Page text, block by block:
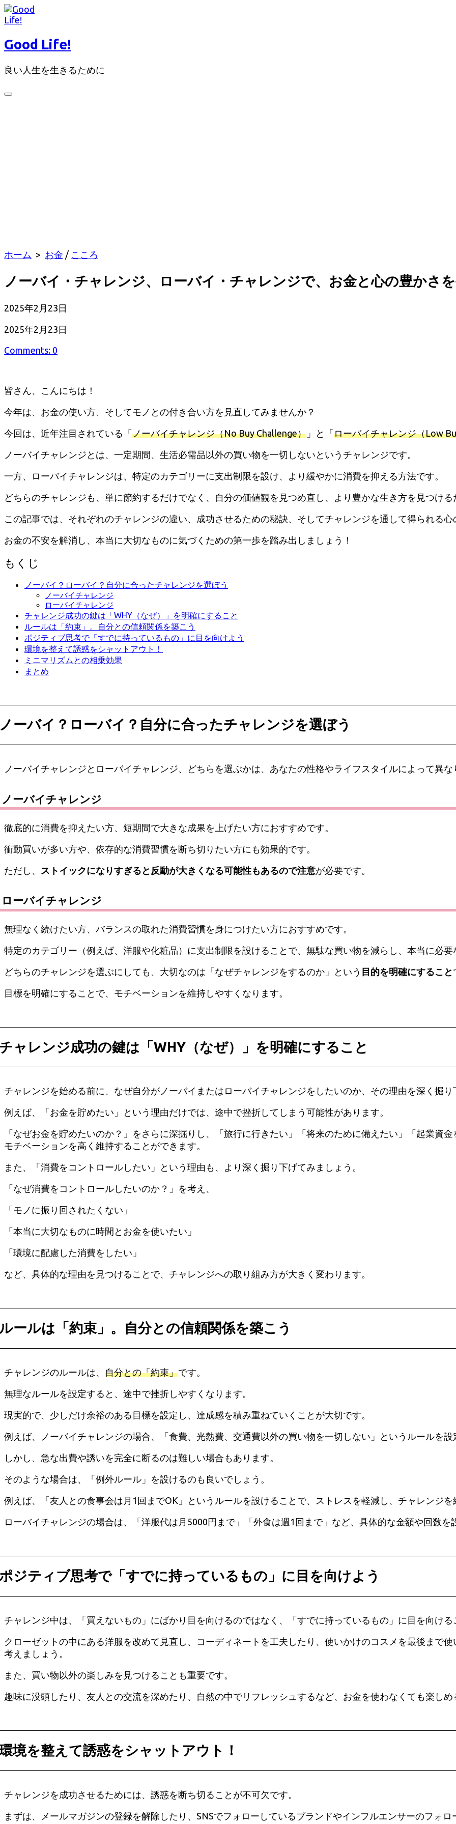
コ
ン
ン
へ
キ
Good Life!
良い人生を生きるために
検
ホーム > お金 / こころ
ノーバイ・チャレンジ、ローバイ・チャレンジで、お金と心の豊かさ
公
日
2025年2月23日
最
更
2025年2月23日
Comments: 0
皆さん、こんにちは！
今年は、お金の使い方、そしてモノとの付き合い方を見直してみませんか？
今回は、近年注目されている「ノーバイチャレンジ（No Buy Challenge） 」と「ローバイチャレンジ（Low
ノーバイチャレンジとは、一定期間、生活必需品以外の買い物を一切しないというチャレンジです。
一方、ローバイチャレンジは、特定のカテゴリーに支出制限を設け、より緩やかに消費を抑える方法です。
どちらのチャレンジも、単に節約するだけでなく、自分の価値観を見つめ直し、より豊かな生き方を見つけ
この記事では、それぞれのチャレンジの違い、成功させるための秘訣、そしてチャレンジを通して得られる
お金の不安を解消し、本当に大切なものに気づくための第一歩を踏み出しましょう！
もくじ
ノーバイ？ローバイ？自分に合ったチャレンジを選ぼう
ノーバイチャレンジ
ローバイチャレンジ
チャレンジ成功の鍵は「WHY（なぜ）」を明確にすること
ルールは「約束」。自分との信頼関係を築こう
ポジティブ思考で「すでに持っているもの」に目を向けよう
環境を整えて誘惑をシャットアウト！
ミニマリズムとの相乗効果
まとめ
ーバイ？ローバイ？自分に合ったチャレンジを選ぼう
ノーバイチャレンジとローバイチャレンジ、どちらを選ぶかは、あなたの性格やライフスタイルによって異な
ノーバイチャレンジ
徹底的に消費を抑えたい方、短期間で大きな成果を上げたい方におすすめです。
衝動買いが多い方や、依存的な消費習慣を断ち切りたい方にも効果的です。
ただし、 ストイックになりすぎると反動が大きくなる可能性もあるので注意が必要です。
ローバイチャレンジ
無理なく続けたい方、バランスの取れた消費習慣を身につけたい方におすすめです。
特定のカテゴリー（例えば、洋服や化粧品）に支出制限を設けることで、無駄な買い物を減らし、本当に必
どちらのチャレンジを選ぶにしても、大切なのは「なぜチャレンジをするのか」という 目的を明確にすること
目標を明確にすることで、モチベーションを維持しやすくなります。
ャレンジ成功の鍵は「WHY（なぜ）」を明確にすること
チャレンジを始める前に、なぜ自分がノーバイまたはローバイチャレンジをしたいのか、その理由を深く掘
例えば、「お金を貯めたい」という理由だけでは、途中で挫折してしまう可能性があります。
「なぜお金を貯めたいのか？」をさらに深掘りし、「旅行に行きたい」「将来のために備えたい」「起業資
モチベーションを高く維持することができます。
また、「消費をコントロールしたい」という理由も、より深く掘り下げてみましょう。
「なぜ消費をコントロールしたいのか？」を考え、
「モノに振り回されたくない」
「本当に大切なものに時間とお金を使いたい」
「環境に配慮した消費をしたい」
など、具体的な理由を見つけることで、チャレンジへの取り組み方が大きく変わります。
ールは「約束」。自分との信頼関係を築こう
チャレンジのルールは、 自分との「約束」です。
無理なルールを設定すると、途中で挫折しやすくなります。
現実的で、少しだけ余裕のある目標を設定し、達成感を積み重ねていくことが大切です。
例えば、ノーバイチャレンジの場合、「食費、光熱費、交通費以外の買い物を一切しない」というルールを
しかし、急な出費や誘いを完全に断るのは難しい場合もあります。
そのような場合は、「例外ルール」を設けるのも良いでしょう。
例えば、「友人との食事会は月1回までOK」というルールを設けることで、ストレスを軽減し、チャレンジ
ローバイチャレンジの場合は、「洋服代は月5000円まで」「外食は週1回まで」など、具体的な金額や回数を
ジティブ思考で「すでに持っているもの」に目を向けよう
チャレンジ中は、「買えないもの」にばかり目を向けるのではなく、「すでに持っているもの」に目を向け
クローゼットの中にある洋服を改めて見直し、コーディネートを工夫したり、使いかけのコスメを最後まで
考えましょう。
また、買い物以外の楽しみを見つけることも重要です。
趣味に没頭したり、友人との交流を深めたり、自然の中でリフレッシュするなど、お金を使わなくても楽し
境を整えて誘惑をシャットアウト！
チャレンジを成功させるためには、誘惑を断ち切ることが不可欠です。
まずは、メールマガジンの登録を解除したり、SNSでフォローしているブランドやインフルエンサーのフォ